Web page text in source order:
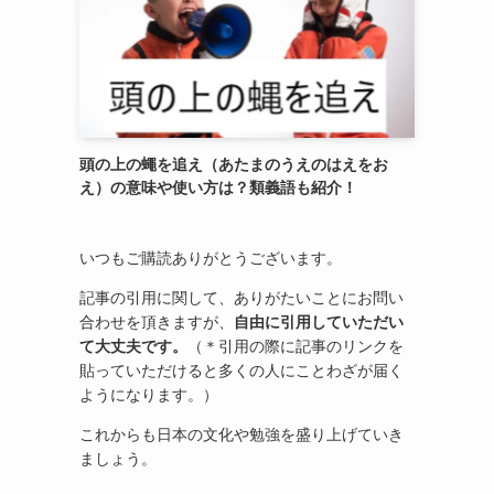
頭の上の蠅を追え（あたまのうえのはえをお
え）の意味や使い方は？類義語も紹介！
いつもご購読ありがとうございます。
記事の引用に関して、ありがたいことにお問い
合わせを頂きますが、
自由に引用していただい
て大丈夫です。
（＊引用の際に記事のリンクを
貼っていただけると多くの人にことわざが届く
ようになります。）
これからも日本の文化や勉強を盛り上げていき
ましょう。